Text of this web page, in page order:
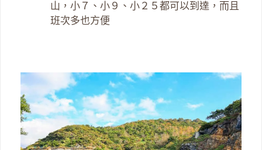
山，小７、小９、小２５都可以到達，而且
班次多也方便